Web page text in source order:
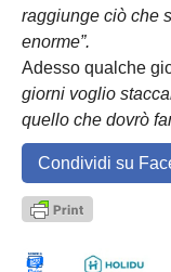
raggiunge ciò che
enorme”.
Adesso qualche
giorni voglio
quello che dovrò
Condividi su